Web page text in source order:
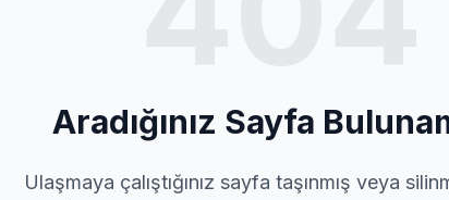
Aradığınız Sayfa
Ulaşmaya çalıştığınız sayfa taşınmış veya